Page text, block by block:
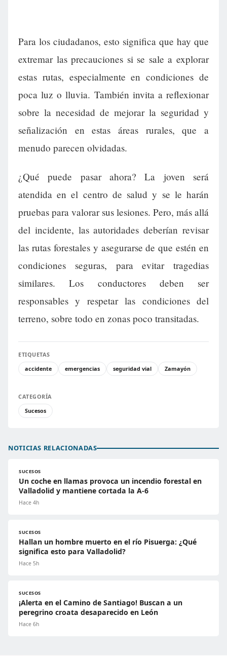
Para los ciudadanos, esto significa que hay que
extremar las precauciones si se sale a explorar
estas rutas, especialmente en condiciones de
poca luz o lluvia. También invita a reflexionar
sobre la necesidad de mejorar la seguridad y
señalización en estas áreas rurales, que a
menudo parecen olvidadas.
¿Qué puede pasar ahora? La joven será
atendida en el centro de salud y se le harán
pruebas para valorar sus lesiones. Pero, más allá
del incidente, las autoridades deberían revisar
las rutas forestales y asegurarse de que estén en
condiciones seguras, para evitar tragedias
similares. Los conductores deben ser
responsables y respetar las condiciones del
terreno, sobre todo en zonas poco transitadas.
ETIQUETAS
accidente
emergencias seguridad vial Zamayón
CATEGORÍA
Sucesos
NOTICIAS RELACIONADAS
SUCESOS
Un coche en llamas provoca un incendio forestal en
Valladolid y mantiene cortada la A-6
Hace 4h
SUCESOS
Hallan un hombre muerto en el río Pisuerga: ¿Qué
significa esto para Valladolid?
Hace 5h
SUCESOS
¡Alerta en el Camino de Santiago! Buscan a un
peregrino croata desaparecido en León
Hace 6h